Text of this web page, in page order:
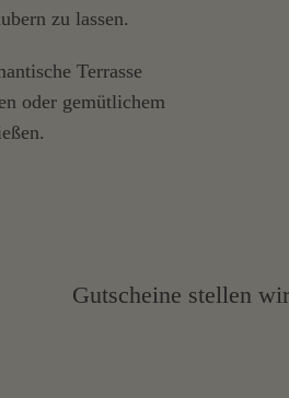
zu lassen.
Terrasse
oder gemütlichem
Gutscheine stellen